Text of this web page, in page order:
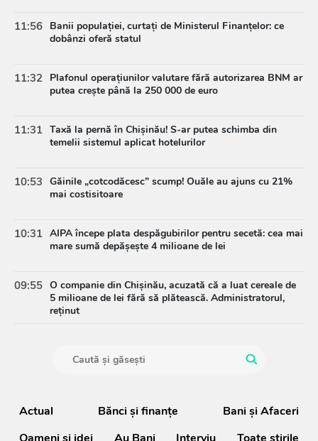
11:56 Banii populației, curtați de Ministerul Finanțelor: ce
dobânzi oferă statul
11:32 Plafonul operațiunilor valutare fără autorizarea BNM ar
putea crește până la 250 000 de euro
11:31 Taxă la pernă în Chișinău! S-ar putea schimba din
temelii sistemul aplicat hotelurilor
10:53 Găinile „cotcodăcesc” scump! Ouăle au ajuns cu 21%
mai costisitoare
10:31 AIPA începe plata despăgubirilor pentru secetă: cea mai
mare sumă depășește 4 milioane de lei
09:55 O companie din Chișinău, acuzată că a luat cereale de
5 milioane de lei fără să plătească. Administratorul,
reținut
Actual Bănci şi finanţe
Bani și Afaceri